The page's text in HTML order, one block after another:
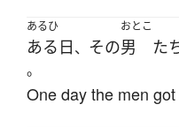
あるひ
ある日、 その
おとこ
男 た
。
One day the men